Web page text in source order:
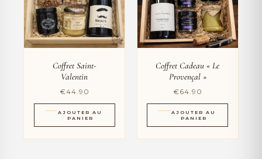
Coffret Saint-
Valentin
€44.90
AJOUTER AU
PANIER
Coffret Cadeau « Le
Provençal »
€64.90
AJOUTER AU
PANIER